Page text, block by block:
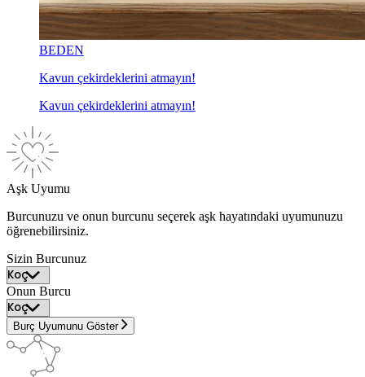
BEDEN
Kavun çekirdeklerini atmayın!
Kavun çekirdeklerini atmayın!
Aşk Uyumu
Burcunuzu ve onun burcunu seçerek aşk hayatındaki uyumunuzu
öğrenebilirsiniz.
Sizin Burcunuz
Onun Burcu
Burç Uyumunu Göster